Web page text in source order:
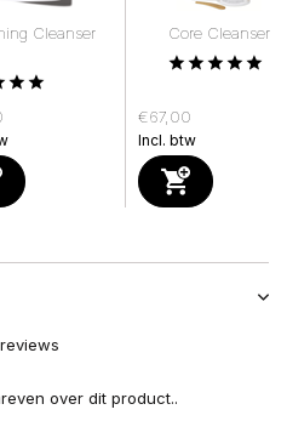
Cleanser
Core Cleanser
€67,00
Incl. btw
over dit product..